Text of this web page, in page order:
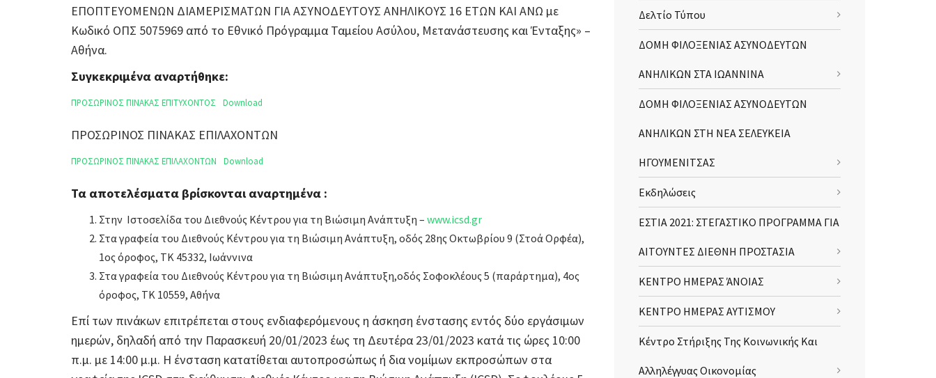
ΕΠΟΠΤΕΥΟΜΕΝΩΝ ΔΙΑΜΕΡΙΣΜΑΤΩΝ ΓΙΑ ΑΣΥΝΟΔΕΥΤΟΥΣ ΑΝΗΛΙΚΟΥΣ 16 ΕΤΩΝ ΚΑΙ ΑΝΩ με
Κωδικό ΟΠΣ 5075969 από το Εθνικό Πρόγραμμα Ταμείου Ασύλου, Μετανάστευσης και Ένταξης» –
Αθήνα.
Συγκεκριμένα αναρτήθηκε:
ΠΡΟΣΩΡΙΝΟΣ ΠΙΝΑΚΑΣ ΕΠΙΤΥΧΟΝΤΟΣ Download
ΠΡΟΣΩΡΙΝΟΣ ΠΙΝΑΚΑΣ ΕΠΙΛΑΧΟΝΤΩΝ
ΠΡΟΣΩΡΙΝΟΣ ΠΙΝΑΚΑΣ ΕΠΙΛΑΧΟΝΤΩΝ Download
Τα αποτελέσματα βρίσκονται αναρτημένα :
Στην Ιστοσελίδα του Διεθνούς Κέντρου για τη Βιώσιμη Ανάπτυξη – www.icsd.gr
Στα γραφεία του Διεθνούς Κέντρου για τη Βιώσιμη Ανάπτυξη, οδός 28ης Οκτωβρίου 9 (Στοά Ορφέα),
1ος όροφος, ΤΚ 45332, Ιωάννινα
Στα γραφεία του Διεθνούς Κέντρου για τη Βιώσιμη Ανάπτυξη,οδός Σοφοκλέους 5 (παράρτημα), 4ος
όροφος, ΤΚ 10559, Αθήνα
Επί των πινάκων επιτρέπεται στους ενδιαφερόμενους η άσκηση ένστασης εντός δύο εργάσιμων
ημερών, δηλαδή από την Παρασκευή 20/01/2023 έως τη Δευτέρα 23/01/2023 κατά τις ώρες 10:00
π.μ. με 14:00 μ.μ. Η ένσταση κατατίθεται αυτοπροσώπως ή δια νομίμων εκπροσώπων στα
Δελτίο Τύπου
ΔΟΜΗ ΦΙΛΟΞΕΝΙΑΣ ΑΣΥΝΟΔΕΥΤΩΝ
ΑΝΗΛΙΚΩΝ ΣΤΑ ΙΩΑΝΝΙΝΑ
ΔΟΜΗ ΦΙΛΟΞΕΝΙΑΣ ΑΣΥΝΟΔΕΥΤΩΝ
ΑΝΗΛΙΚΩΝ ΣΤΗ ΝΕΑ ΣΕΛΕΥΚΕΙΑ
ΗΓΟΥΜΕΝΙΤΣΑΣ
Εκδηλώσεις
ΕΣΤΙΑ 2021: ΣΤΕΓΑΣΤΙΚΟ ΠΡΟΓΡΑΜΜΑ ΓΙΑ
ΑΙΤΟΥΝΤΕΣ ΔΙΕΘΝΗ ΠΡΟΣΤΑΣΙΑ
ΚΕΝΤΡΟ ΗΜΕΡΑΣ ΆΝΟΙΑΣ
ΚΕΝΤΡΟ ΗΜΕΡΑΣ ΑΥΤΙΣΜΟΥ
Κέντρο Στήριξης Της Κοινωνικής Και
Αλληλέγγυας Οικονομίας